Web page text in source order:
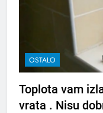
OSTALO
Toplota vam
vrata . Nisu